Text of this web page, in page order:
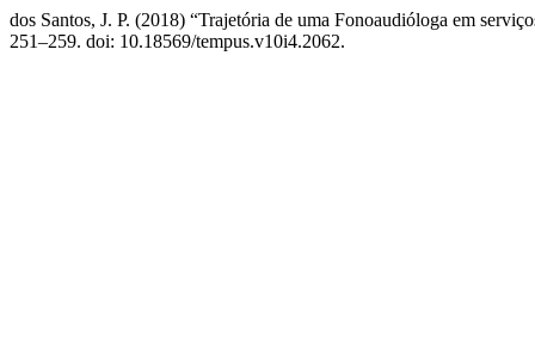
dos Santos, J. P. (2018) “Trajetória de uma Fonoaudióloga em
251–259. doi: 10.18569/tempus.v10i4.2062.